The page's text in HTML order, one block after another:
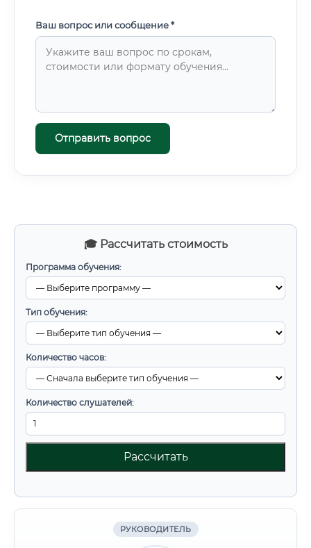
🎓 Рассчитать стоимость
Программа обучения:
Тип обучения:
Количество часов:
Количество слушателей:
Рассчитать
РУКОВОДИТЕЛЬ
Ваш вопрос или сообщение *
Отправить вопрос